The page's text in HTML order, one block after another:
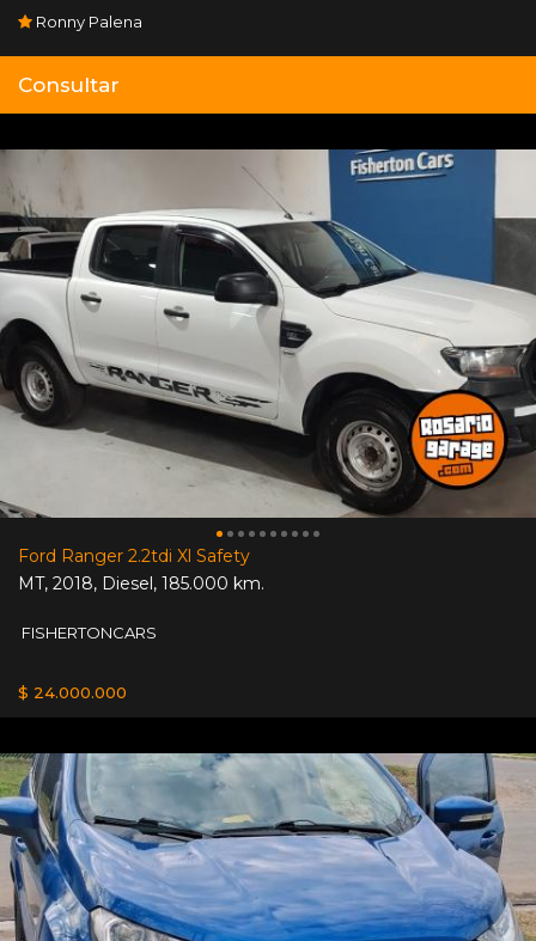
Ronny Palena
Consultar
Ford Ranger 2.2tdi Xl Safety
MT, 2018, Diesel, 185.000 km.
FISHERTONCARS
$ 24.000.000